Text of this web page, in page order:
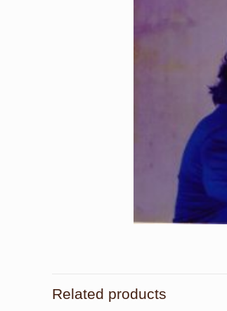
Related products